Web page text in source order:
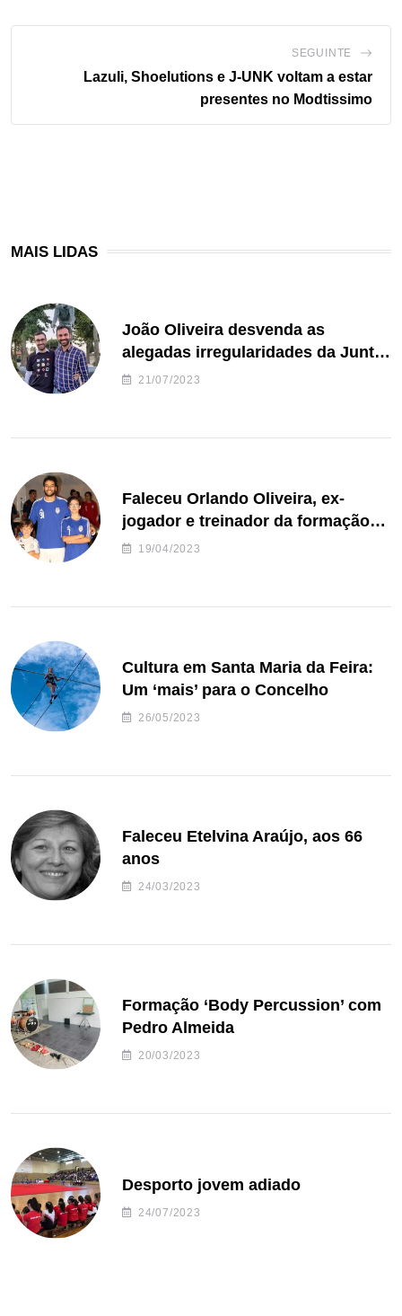
SEGUINTE
Lazuli, Shoelutions e J-UNK voltam a estar
presentes no Modtissimo
MAIS LIDAS
João Oliveira desvenda as
alegadas irregularidades da Junta
de Freguesia S. João de Ver
21/07/2023
Faleceu Orlando Oliveira, ex-
jogador e treinador da formação
de andebol do Feirense
19/04/2023
Cultura em Santa Maria da Feira:
Um ‘mais’ para o Concelho
26/05/2023
Faleceu Etelvina Araújo, aos 66
anos
24/03/2023
Formação ‘Body Percussion’ com
Pedro Almeida
20/03/2023
Desporto jovem adiado
24/07/2023